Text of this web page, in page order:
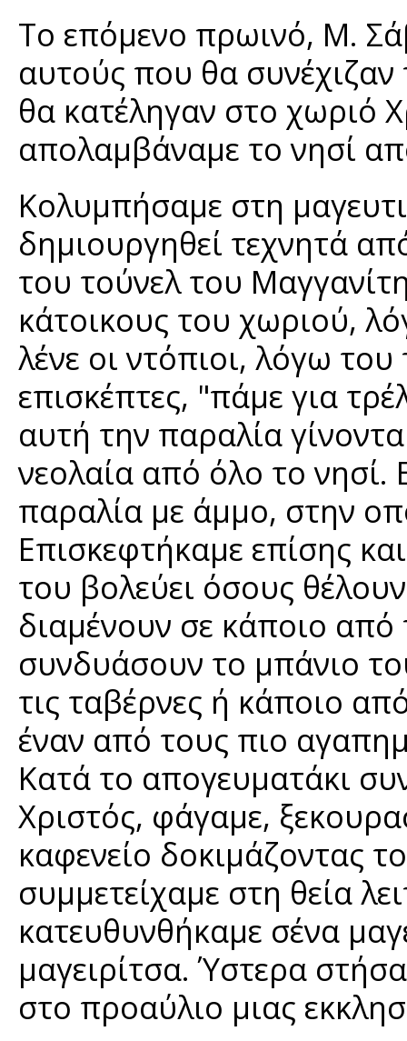
Το επόμενο πρωινό, Μ.
αυτούς που θα
θα κατέληγαν στο χωριό
απολαμβάναμε το νησί
Κολυμπήσαμε στη
δημιουργηθεί τεχνητά
του τούνελ του
κάτοικους του χωριού,
λένε οι ντόπιοι, λόγω
επισκέπτες, "πάμε για
αυτή την παραλία
νεολαία από όλο το νησί.
παραλία με άμμο, στην
Επισκεφτήκαμε επίσης
του βολεύει όσους
διαμένουν σε κάποιο από
συνδυάσουν το μπάνιο
τις ταβέρνες ή κάποιο
έναν από τους πιο
Κατά το απογευματάκι
Χριστός, φάγαμε,
καφενείο δοκιμάζοντας
συμμετείχαμε στη θεία
κατευθυνθήκαμε σένα
μαγειρίτσα. Ύστερα
στο προαύλιο μιας